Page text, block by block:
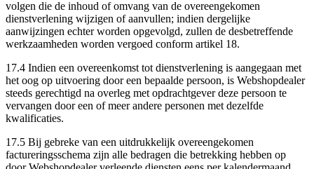
volgen die de inhoud of omvang van de overeengekomen
dienstverlening wijzigen of aanvullen; indien dergelijke
aanwijzingen echter worden opgevolgd, zullen de desbetreffende
werkzaamheden worden vergoed conform artikel 18.
17.4 Indien een overeenkomst tot dienstverlening is aangegaan met
het oog op uitvoering door een bepaalde persoon, is Webshopdealer
steeds gerechtigd na overleg met opdrachtgever deze persoon te
vervangen door een of meer andere personen met dezelfde
kwalificaties.
17.5 Bij gebreke van een uitdrukkelijk overeengekomen
factureringsschema zijn alle bedragen die betrekking hebben op